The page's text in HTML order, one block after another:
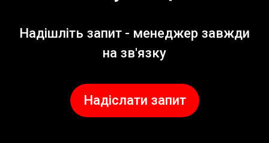
Надішліть запит - менеджер завжди
на зв'язку
Надіслати запит